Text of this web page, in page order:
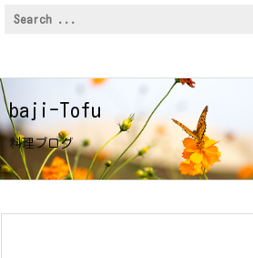
baji-Tofu
料理ブログ